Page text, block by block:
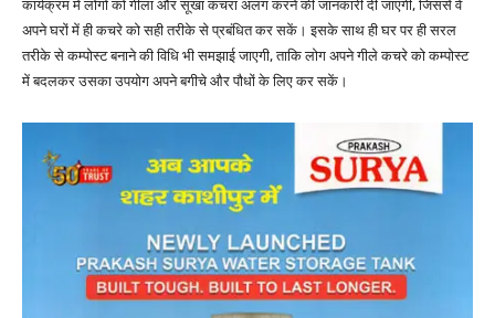
कार्यक्रम में लोगों को गीला और सूखा कचरा अलग करने की जानकारी दी जाएगी, जिससे वे
अपने घरों में ही कचरे को सही तरीके से प्रबंधित कर सकें। इसके साथ ही घर पर ही सरल
तरीके से कम्पोस्ट बनाने की विधि भी समझाई जाएगी, ताकि लोग अपने गीले कचरे को कम्पोस्ट
में बदलकर उसका उपयोग अपने बगीचे और पौधों के लिए कर सकें।